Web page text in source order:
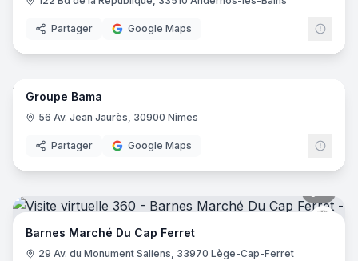
Partager Google Maps
23
Groupe Bama
56 Av. Jean Jaurès, 30900 Nîmes
Partager Google Maps
Barnes Marché Du Cap Ferret
29 Av. du Monument Saliens, 33970 Lège-Cap-Ferret